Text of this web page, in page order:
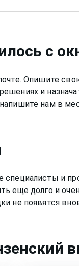
с
Опишите
и
нам в
специалисты и
еще долго и
не появятся